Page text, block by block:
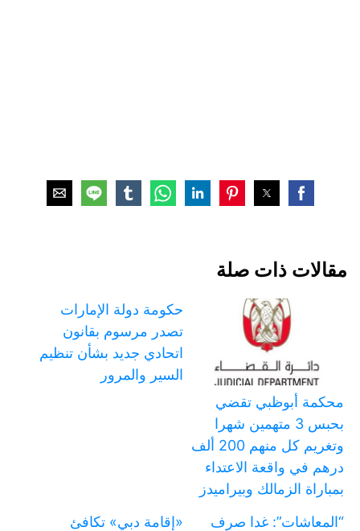
مقالات ذات صلة
محكمة أبوظبي تقضي
بحبس 3 متهمين شهرا
وتغريم كل منهم 200 ألف
درهم في واقعة الاعتداء
بمباراة الزمالك وبيراميدز
حكومة دولة الإمارات
تصدر مرسوم بقانون
اتحادي جديد بشأن تنظيم
السير والمرور
“المعاشات”: غدا صرف
«إقامة دبي» تكافئ